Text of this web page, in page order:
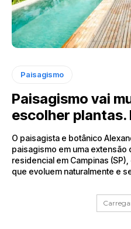
Paisagismo
Paisagismo vai
escolher plantas.
O paisagista e botânico
paisagismo em uma extensão
residencial em Campinas
que evoluem naturalmente e